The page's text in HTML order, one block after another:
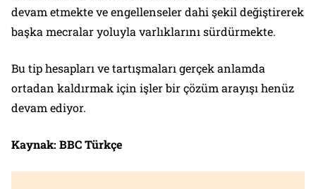
devam etmekte ve engellenseler dahi şekil değiştirerek
başka mecralar yoluyla varlıklarını sürdürmekte.
Bu tip hesapları ve tartışmaları gerçek anlamda
ortadan kaldırmak için işler bir çözüm arayışı henüz
devam ediyor.
Kaynak: BBC Türkçe